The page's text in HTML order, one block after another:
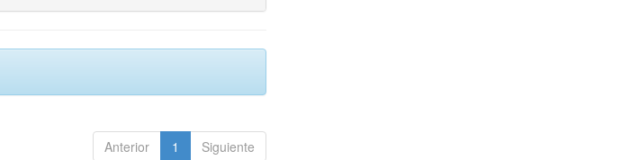
Anterior 1 Siguiente